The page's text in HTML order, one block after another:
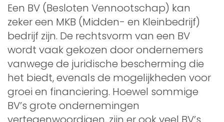
Een BV (Besloten Vennootschap) kan
zeker een MKB (Midden- en Kleinbedrijf)
bedrijf zijn. De rechtsvorm van een BV
wordt vaak gekozen door ondernemers
vanwege de juridische bescherming die
het biedt, evenals de mogelijkheden voor
groei en financiering. Hoewel sommige
BV’s grote ondernemingen